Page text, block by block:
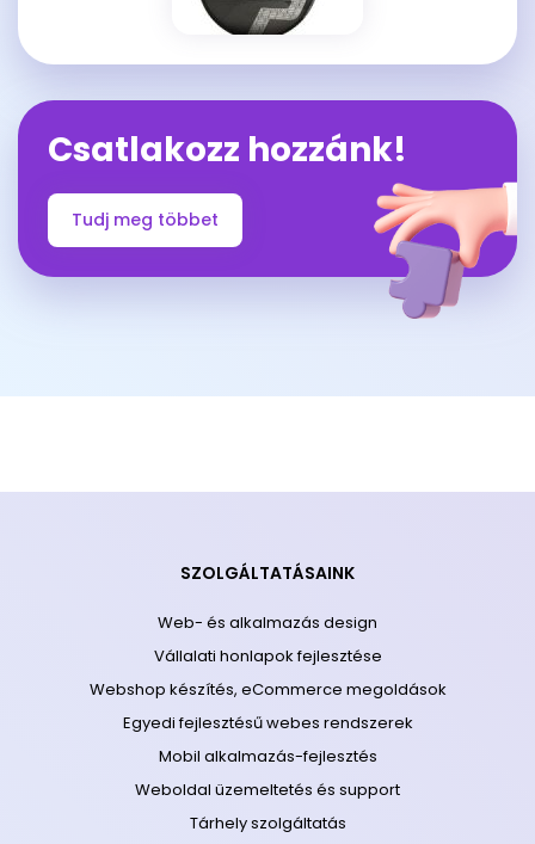
Csatlakozz hozzánk!
Tudj meg többet
SZOLGÁLTATÁSAINK
Web- és alkalmazás design
Vállalati honlapok fejlesztése
Webshop készítés, eCommerce megoldások
Egyedi fejlesztésű webes rendszerek
Mobil alkalmazás-fejlesztés
Weboldal üzemeltetés és support
Tárhely szolgáltatás